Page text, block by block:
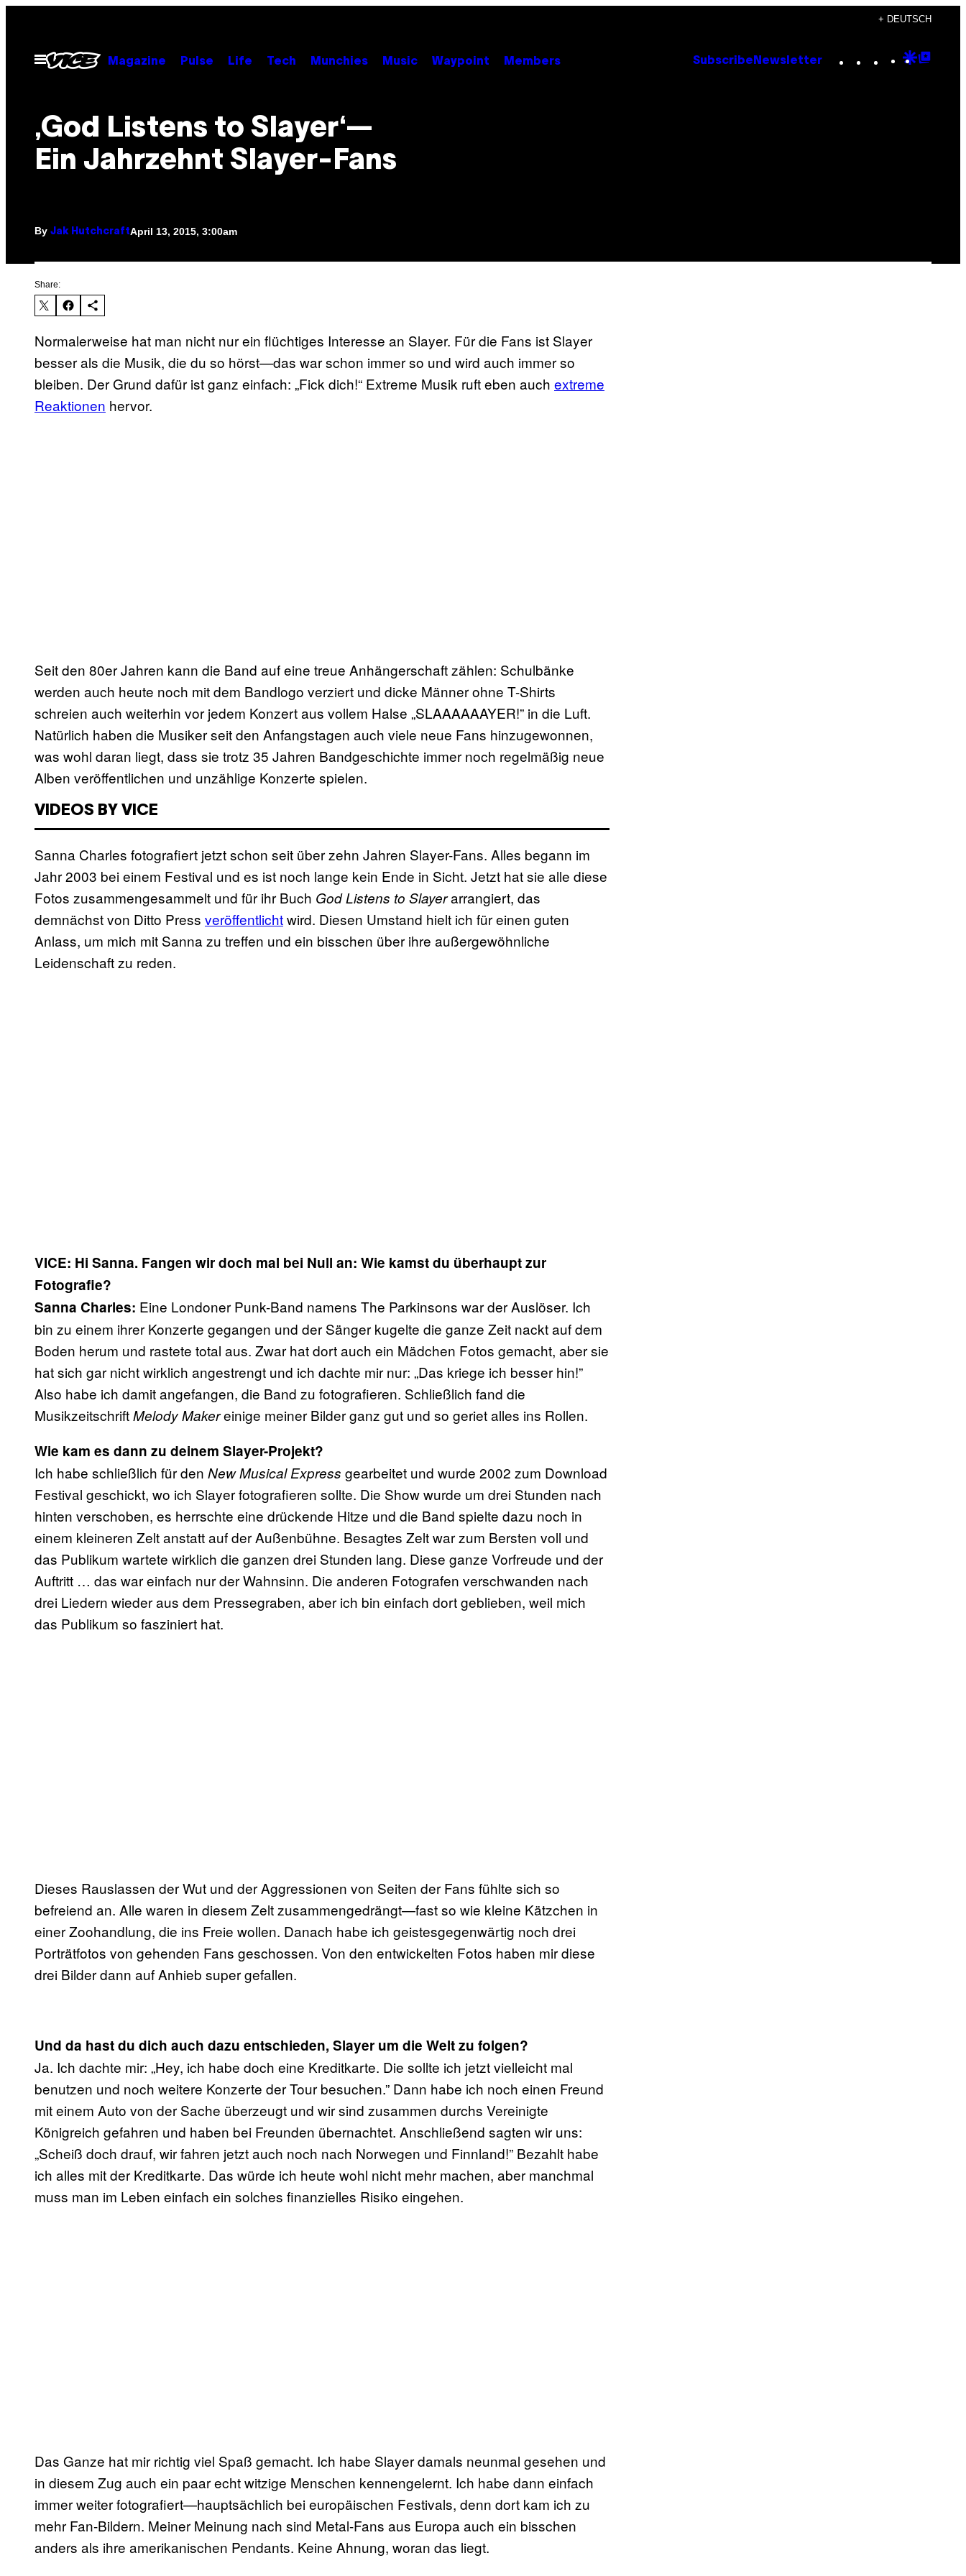
content
+ DEUTSCH
Open
Menu
Magazine Pulse Life Tech Munchies Music Waypoint Members Subscribe Newsletter Instagram
TikTok
YouTube
Google
‚God Listens to Slayer‘—
Ein Jahrzehnt Slayer-Fans
By Jak HutchcraftApril 13, 2015, 3:00am
Share:
Normalerweise hat man nicht nur ein flüchtiges Interesse an Slayer. Für die Fans ist Slayer
besser als die Musik, die du so hörst—das war schon immer so und wird auch immer so
bleiben. Der Grund dafür ist ganz einfach: „Fick dich!“ Extreme Musik ruft eben auch extreme
Reaktionen hervor.
Seit den 80er Jahren kann die Band auf eine treue Anhängerschaft zählen: Schulbänke
werden auch heute noch mit dem Bandlogo verziert und dicke Männer ohne T-Shirts
schreien auch weiterhin vor jedem Konzert aus vollem Halse „SLAAAAAAYER!” in die Luft.
Natürlich haben die Musiker seit den Anfangstagen auch viele neue Fans hinzugewonnen,
was wohl daran liegt, dass sie trotz 35 Jahren Bandgeschichte immer noch regelmäßig neue
Alben veröffentlichen und unzählige Konzerte spielen.
VIDEOS BY VICE
Sanna Charles fotografiert jetzt schon seit über zehn Jahren Slayer-Fans. Alles begann im
Jahr 2003 bei einem Festival und es ist noch lange kein Ende in Sicht. Jetzt hat sie alle diese
Fotos zusammengesammelt und für ihr Buch God Listens to Slayerarrangiert, das
demnächst von Ditto Press veröffentlichtwird. Diesen Umstand hielt ich für einen guten
Anlass, um mich mit Sanna zu treffen und ein bisschen über ihre außergewöhnliche
Leidenschaft zu reden.
VICE: Hi Sanna. Fangen wir doch mal bei Null an: Wie kamst du überhaupt zur
Fotografie?
Sanna Charles: Eine Londoner Punk-Band namens The Parkinsons war der Auslöser. Ich
bin zu einem ihrer Konzerte gegangen und der Sänger kugelte die ganze Zeit nackt auf dem
Boden herum und rastete total aus. Zwar hat dort auch ein Mädchen Fotos gemacht, aber sie
hat sich gar nicht wirklich angestrengt und ich dachte mir nur: „Das kriege ich besser hin!”
Also habe ich damit angefangen, die Band zu fotografieren. Schließlich fand die
MusikzeitschriftMelody Makereinige meiner Bilder ganz gut und so geriet alles ins Rollen.
Wie kam es dann zu deinem Slayer-Projekt?
Ich habe schließlich für den New Musical Express gearbeitet und wurde 2002 zum Download
Festival geschickt, wo ich Slayer fotografieren sollte. Die Show wurde um drei Stunden nach
hinten verschoben, es herrschte eine drückende Hitze und die Band spielte dazu noch in
einem kleineren Zelt anstatt auf der Außenbühne. Besagtes Zelt war zum Bersten voll und
das Publikum wartete wirklich die ganzen drei Stunden lang. Diese ganze Vorfreude und der
Auftritt … das war einfach nur der Wahnsinn. Die anderen Fotografen verschwanden nach
drei Liedern wieder aus dem Pressegraben, aber ich bin einfach dort geblieben, weil mich
das Publikum so fasziniert hat.
Dieses Rauslassen der Wut und der Aggressionen von Seiten der Fans fühlte sich so
befreiend an. Alle waren in diesem Zelt zusammengedrängt—fast so wie kleine Kätzchen in
einer Zoohandlung, die ins Freie wollen. Danach habe ich geistesgegenwärtig noch drei
Porträtfotos von gehenden Fans geschossen. Von den entwickelten Fotos haben mir diese
drei Bilder dann auf Anhieb super gefallen.
Und da hast du dich auch dazu entschieden, Slayer um die Welt zu folgen?
Ja. Ich dachte mir: „Hey, ich habe doch eine Kreditkarte. Die sollte ich jetzt vielleicht mal
benutzen und noch weitere Konzerte der Tour besuchen.” Dann habe ich noch einen Freund
mit einem Auto von der Sache überzeugt und wir sind zusammen durchs Vereinigte
Königreich gefahren und haben bei Freunden übernachtet. Anschließend sagten wir uns:
„Scheiß doch drauf, wir fahren jetzt auch noch nach Norwegen und Finnland!” Bezahlt habe
ich alles mit der Kreditkarte. Das würde ich heute wohl nicht mehr machen, aber manchmal
muss man im Leben einfach ein solches finanzielles Risiko eingehen.
Das Ganze hat mir richtig viel Spaß gemacht. Ich habe Slayer damals neunmal gesehen und
in diesem Zug auch ein paar echt witzige Menschen kennengelernt. Ich habe dann einfach
immer weiter fotografiert—hauptsächlich bei europäischen Festivals, denn dort kam ich zu
mehr Fan-Bildern. Meiner Meinung nach sind Metal-Fans aus Europa auch ein bisschen
anders als ihre amerikanischen Pendants. Keine Ahnung, woran das liegt.